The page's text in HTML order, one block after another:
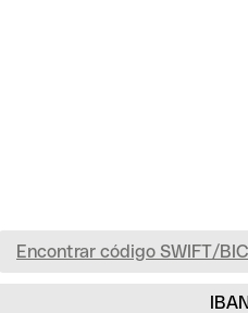
Encontrar código SWIFT/BIC